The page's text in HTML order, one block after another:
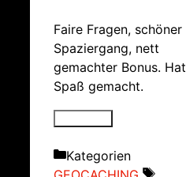
Faire Fragen, schöner
Spaziergang, nett
gemachter Bonus. Hat
Spaß gemacht.
Kategorien